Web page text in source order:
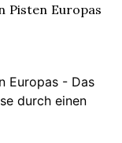
Pisten Europas